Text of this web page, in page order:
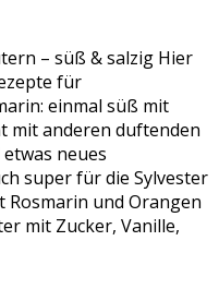
– süß & salzig Hier
für
einmal süß mit
mit anderen duftenden
neues
super für die Sylvester
Rosmarin und Orangen
mit Zucker, Vanille,